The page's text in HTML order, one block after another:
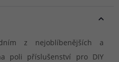
z nejoblíbenějších a
poli příslušenství pro DIY